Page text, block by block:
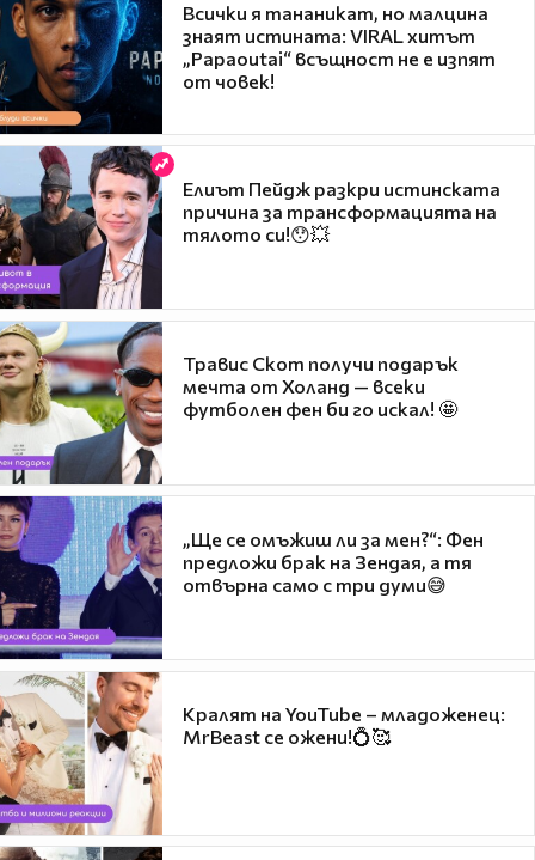
Всички я тананикат, но малцина
знаят истината: VIRAL хитът
„Papaoutai“ всъщност не е изпят
от човек!
Елиът Пейдж разкри истинската
причина за трансформацията на
тялото си!😯💥
Травис Скот получи подарък
мечта от Холанд — всеки
футболен фен би го искал! 🤩
„Ще се омъжиш ли за мен?“: Фен
предложи брак на Зендая, а тя
отвърна само с три думи😅
Кралят на YouTube – младоженец:
MrBeast се ожени!💍🥰